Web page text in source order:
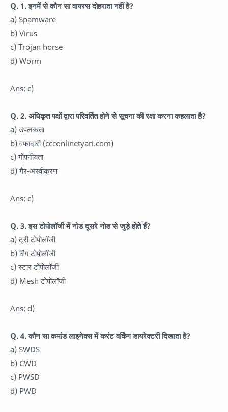
Q. 1. इनमें से कौन सा वायरस दोहराता नहीं है?
a) Spamware
b) Virus
c) Trojan horse
d) Worm
Ans: c)
Q. 2. अधिकृत पक्षों द्वारा परिवर्तित होने से सूचना की रक्षा करना कहलाता है?
a) उपलब्धता
b) वफादारी (ccconlinetyari.com)
c) गोपनीयता
d) गैर-अस्वीकरण
Ans: c)
Q. 3. इस टोपोलॉजी में नोड दूसरे नोड से जुड़े होते हैं?
a) ट्री टोपोलॉजी
b) रिंग टोपोलॉजी
c) स्टार टोपोलॉजी
d) Mesh टोपोलॉजी
Ans: d)
Q. 4. कौन सा कमांड लाइनेक्स में करंट वर्किंग डायरेक्टरी दिखाता है?
a) SWDS
b) CWD
c) PWSD
d) PWD